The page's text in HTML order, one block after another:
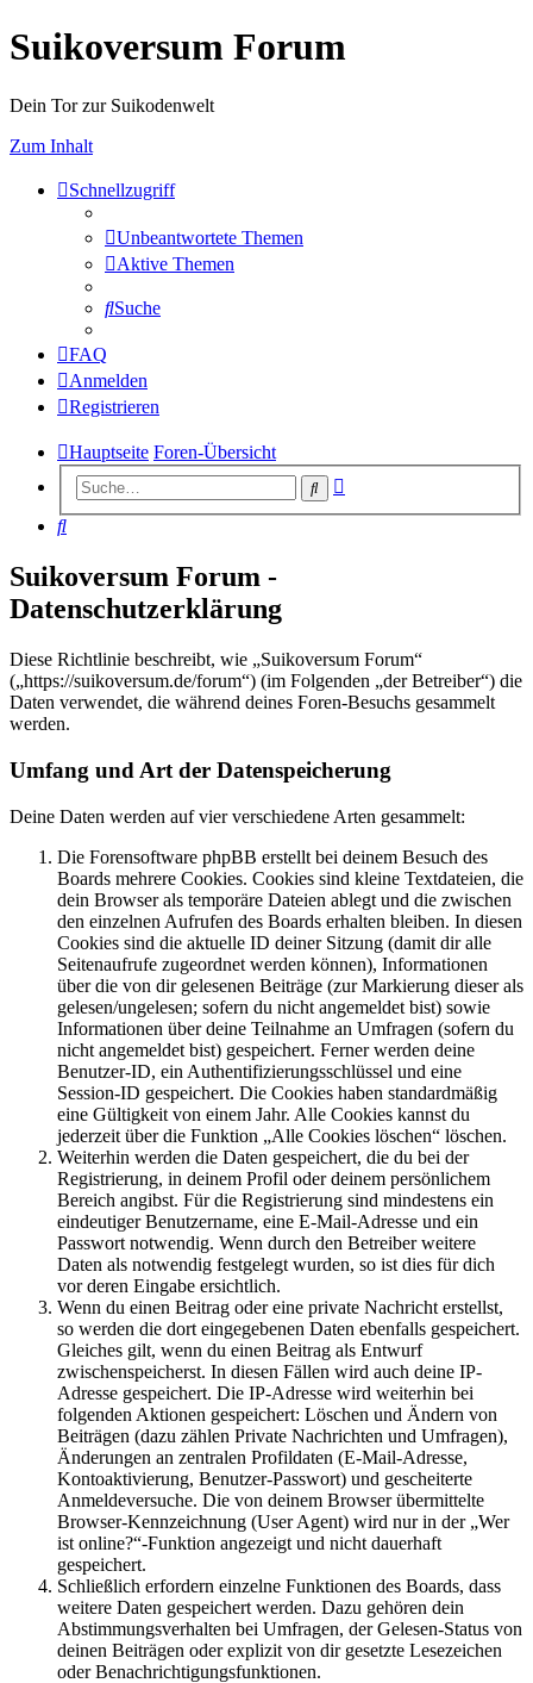
Suikoversum Forum
Dein Tor zur Suikodenwelt
Zum Inhalt
Schnellzugriff
Unbeantwortete Themen
Aktive Themen
Suche
FAQ
Anmelden
Registrieren
Hauptseite Foren-Übersicht
Suche
Suche
Suikoversum Forum -
Datenschutzerklärung
Diese Richtlinie beschreibt, wie „Suikoversum Forum“
(„https://suikoversum.de/forum“) (im Folgenden „der Betreiber“) die
Daten verwendet, die während deines Foren-Besuchs gesammelt
werden.
Umfang und Art der Datenspeicherung
Deine Daten werden auf vier verschiedene Arten gesammelt:
Die Forensoftware phpBB erstellt bei deinem Besuch des
Boards mehrere Cookies. Cookies sind kleine Textdateien, die
dein Browser als temporäre Dateien ablegt und die zwischen
den einzelnen Aufrufen des Boards erhalten bleiben. In diesen
Cookies sind die aktuelle ID deiner Sitzung (damit dir alle
Seitenaufrufe zugeordnet werden können), Informationen
über die von dir gelesenen Beiträge (zur Markierung dieser als
gelesen/ungelesen; sofern du nicht angemeldet bist) sowie
Informationen über deine Teilnahme an Umfragen (sofern du
nicht angemeldet bist) gespeichert. Ferner werden deine
Benutzer-ID, ein Authentifizierungsschlüssel und eine
Session-ID gespeichert. Die Cookies haben standardmäßig
eine Gültigkeit von einem Jahr. Alle Cookies kannst du
jederzeit über die Funktion „Alle Cookies löschen“ löschen.
Weiterhin werden die Daten gespeichert, die du bei der
Registrierung, in deinem Profil oder deinem persönlichem
Bereich angibst. Für die Registrierung sind mindestens ein
eindeutiger Benutzername, eine E-Mail-Adresse und ein
Passwort notwendig. Wenn durch den Betreiber weitere
Daten als notwendig festgelegt wurden, so ist dies für dich
vor deren Eingabe ersichtlich.
Wenn du einen Beitrag oder eine private Nachricht erstellst,
so werden die dort eingegebenen Daten ebenfalls gespeichert.
Gleiches gilt, wenn du einen Beitrag als Entwurf
zwischenspeicherst. In diesen Fällen wird auch deine IP-
Adresse gespeichert. Die IP-Adresse wird weiterhin bei
folgenden Aktionen gespeichert: Löschen und Ändern von
Beiträgen (dazu zählen Private Nachrichten und Umfragen),
Änderungen an zentralen Profildaten (E-Mail-Adresse,
Kontoaktivierung, Benutzer-Passwort) und gescheiterte
Anmeldeversuche. Die von deinem Browser übermittelte
Browser-Kennzeichnung (User Agent) wird nur in der „Wer
ist online?“-Funktion angezeigt und nicht dauerhaft
gespeichert.
Schließlich erfordern einzelne Funktionen des Boards, dass
weitere Daten gespeichert werden. Dazu gehören dein
Abstimmungsverhalten bei Umfragen, der Gelesen-Status von
deinen Beiträgen oder explizit von dir gesetzte Lesezeichen
oder Benachrichtigungsfunktionen.